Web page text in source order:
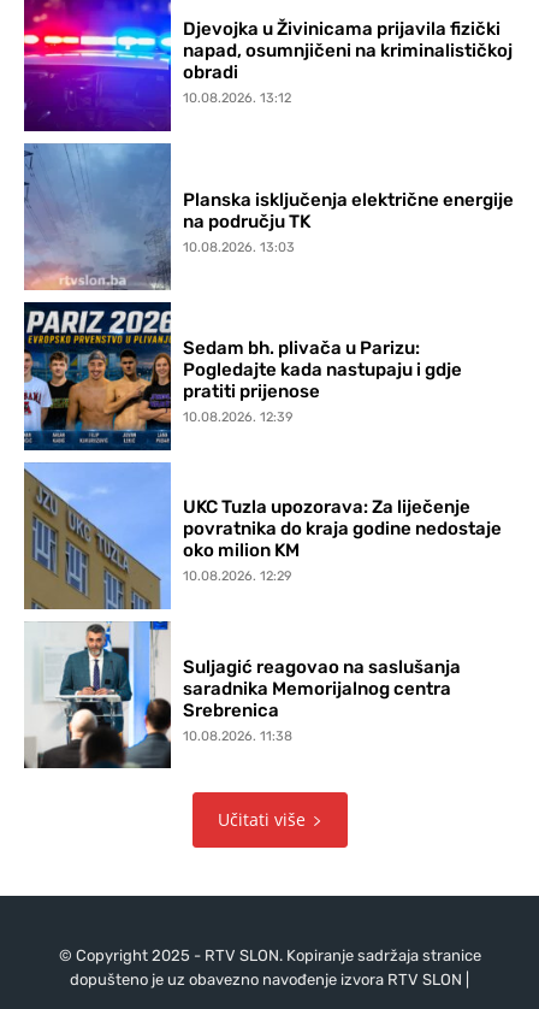
Djevojka u Živinicama prijavila fizički
napad, osumnjičeni na kriminalističkoj
obradi
10.08.2026. 13:12
Planska isključenja električne energije
na području TK
10.08.2026. 13:03
Sedam bh. plivača u Parizu:
Pogledajte kada nastupaju i gdje
pratiti prijenose
10.08.2026. 12:39
UKC Tuzla upozorava: Za liječenje
povratnika do kraja godine nedostaje
oko milion KM
10.08.2026. 12:29
Suljagić reagovao na saslušanja
saradnika Memorijalnog centra
Srebrenica
10.08.2026. 11:38
Učitati više
© Copyright 2025 - RTV SLON. Kopiranje sadržaja stranice
dopušteno je uz obavezno navođenje izvora RTV SLON |